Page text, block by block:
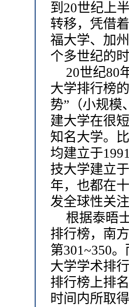
到20世纪上
转移，凭借
福大学、加
个多世纪的
20世纪80
大学排行榜
势”（小规模
建大学在很
知名大学。
均建立于
技大学建立
年，也都在
发全球性关
根据泰晤
排行榜，南
第301~350
大学学术排
排行榜上排
时间内所取